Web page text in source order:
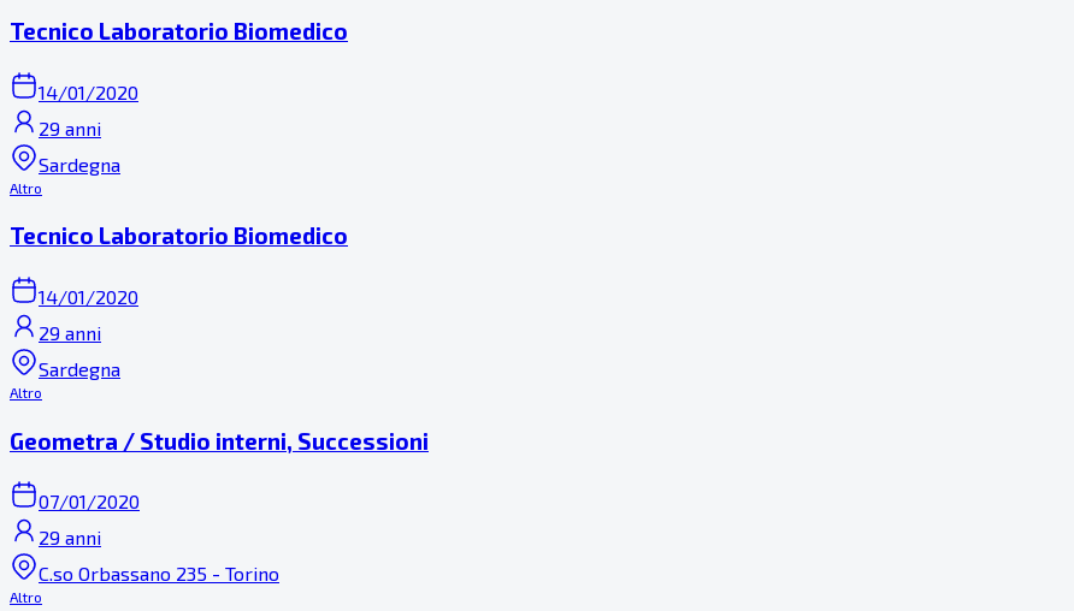
Tecnico Laboratorio Biomedico
14/01/2020
29 anni
Sardegna
Altro
Tecnico Laboratorio Biomedico
14/01/2020
29 anni
Sardegna
Altro
Geometra / Studio interni, Successioni
07/01/2020
29 anni
C.so Orbassano 235 - Torino
Altro